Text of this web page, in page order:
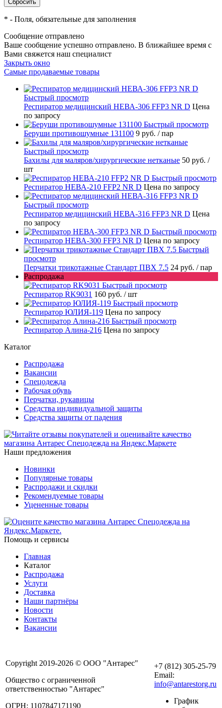
* - Поля, обязательные для заполнения
Сообщение отправлено
Ваше сообщение успешно отправлено. В ближайшее время с
Вами свяжется наш специалист
Закрыть окно
Самые продаваемые товары
Быстрый просмотр
Респиратор медицинский НЕВА-306 FFP3 NR D Цена
по запросу
Быстрый просмотр
Беруши противошумные 131100 9 руб. / пар
Быстрый просмотр
Бахилы для маляров/хирургические нетканые 50 руб. /
шт
Быстрый просмотр
Респиратор НЕВА-210 FFP2 NR D Цена по запросу
Быстрый просмотр
Респиратор медицинский НЕВА-316 FFP3 NR D Цена
по запросу
Быстрый просмотр
Респиратор НЕВА-300 FFP3 NR D Цена по запросу
Быстрый
просмотр
Перчатки трикотажные Стандарт ПВХ 7.5 24 руб. / пар
Распродажа
Быстрый просмотр
Респиратор RK9031 160 руб. / шт
Быстрый просмотр
Респиратор ЮЛИЯ-119 Цена по запросу
Быстрый просмотр
Респиратор Алина-216 Цена по запросу
Каталог
Распродажа
Вакансии
Спецодежда
Рабочая обувь
Перчатки, рукавицы
Средства индивидуальной защиты
Средства защиты от падения
Наши предложения
Новинки
Популярные товары
Распродажи и скидки
Рекомендуемые товары
Уцененные товары
Помощь и сервисы
Главная
Каталог
Распродажа
Услуги
Доставка
Наши партнёры
Новости
Контакты
Вакансии
Copyright 2019-2026 © ООО "Антарес"
Общество с ограниченной
ответственностью "Антарес"
ОГРН: 1107847171190
+7 (812) 305-25-79
Email:
info@antarestorg.ru
График